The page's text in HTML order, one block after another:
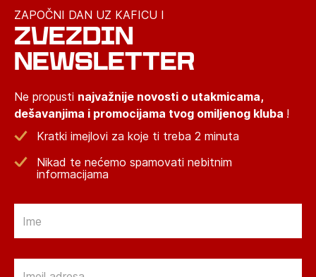
ZAPOČNI DAN UZ KAFICU I
ZVEZDIN
NEWSLETTER
Ne propusti najvažnije novosti o utakmicama,
dešavanjima i promocijama tvog omiljenog kluba !
Kratki imejlovi za koje ti treba 2 minuta
Nikad te nećemo spamovati nebitnim
informacijama